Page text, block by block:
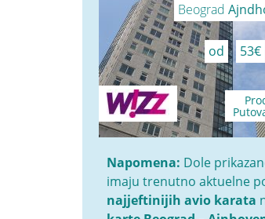
Beograd
od 53€
Napomena: Dole
imaju trenutno aktuelne
najjeftinijih avio karata